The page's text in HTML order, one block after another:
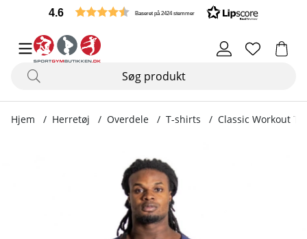
4.6 Baseret på 2424 stemmer
Hjem Herretøj Overdele T-shirts Classic Workout